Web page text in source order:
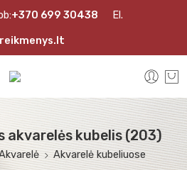
+370 699 30438 El.
akvarelės kubelis (203)
Akvarelė kubeliuose